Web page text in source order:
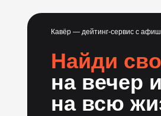
Кавёр — дейтинг-сервис с
Найди
на вечер
на всю